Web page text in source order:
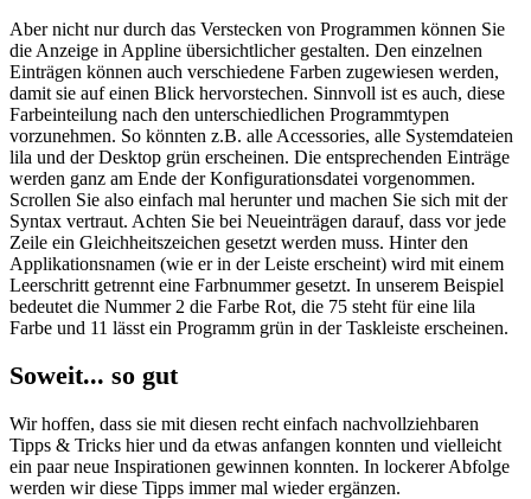
Aber nicht nur durch das Verstecken von Programmen können Sie
die Anzeige in Appline übersichtlicher gestalten. Den einzelnen
Einträgen können auch verschiedene Farben zugewiesen werden,
damit sie auf einen Blick hervorstechen. Sinnvoll ist es auch, diese
Farbeinteilung nach den unterschiedlichen Programmtypen
vorzunehmen. So könnten z.B. alle Accessories, alle Systemdateien
lila und der Desktop grün erscheinen. Die entsprechenden Einträge
werden ganz am Ende der Konfigurationsdatei vorgenommen.
Scrollen Sie also einfach mal herunter und machen Sie sich mit der
Syntax vertraut. Achten Sie bei Neueinträgen darauf, dass vor jede
Zeile ein Gleichheitszeichen gesetzt werden muss. Hinter den
Applikationsnamen (wie er in der Leiste erscheint) wird mit einem
Leerschritt getrennt eine Farbnummer gesetzt. In unserem Beispiel
bedeutet die Nummer 2 die Farbe Rot, die 75 steht für eine lila
Farbe und 11 lässt ein Programm grün in der Taskleiste erscheinen.
Soweit... so gut
Wir hoffen, dass sie mit diesen recht einfach nachvollziehbaren
Tipps & Tricks hier und da etwas anfangen konnten und vielleicht
ein paar neue Inspirationen gewinnen konnten. In lockerer Abfolge
werden wir diese Tipps immer mal wieder ergänzen.